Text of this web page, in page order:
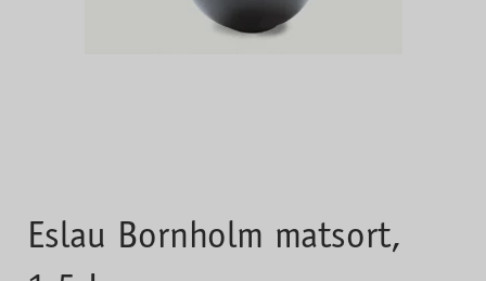
Eslau Bornholm matsort,